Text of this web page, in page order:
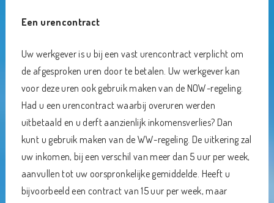
Een urencontract
Uw werkgever is u bij een vast urencontract verplicht om
de afgesproken uren door te betalen. Uw werkgever kan
voor deze uren ook gebruik maken van de NOW-regeling.
Had u een urencontract waarbij overuren werden
uitbetaald en u derft aanzienlijk inkomensverlies? Dan
kunt u gebruik maken van de WW-regeling. De uitkering zal
uw inkomen, bij een verschil van meer dan 5 uur per week,
aanvullen tot uw oorspronkelijke gemiddelde. Heeft u
bijvoorbeeld een contract van 15 uur per week, maar